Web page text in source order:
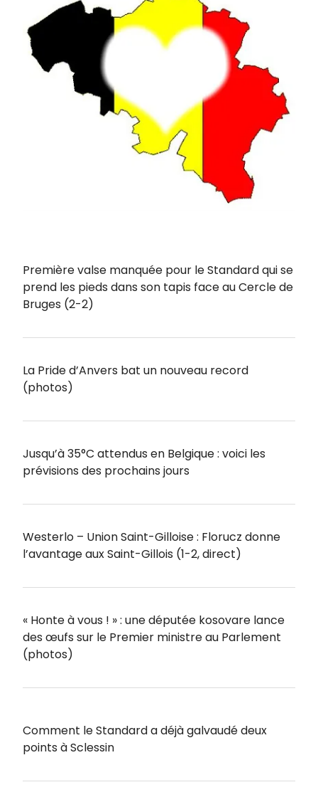
Première valse manquée pour le Standard qui se
prend les pieds dans son tapis face au Cercle de
Bruges (2-2)
La Pride d’Anvers bat un nouveau record
(photos)
Jusqu’à 35°C attendus en Belgique : voici les
prévisions des prochains jours
Westerlo – Union Saint-Gilloise : Florucz donne
l’avantage aux Saint-Gillois (1-2, direct)
« Honte à vous ! » : une députée kosovare lance
des œufs sur le Premier ministre au Parlement
(photos)
Comment le Standard a déjà galvaudé deux
points à Sclessin